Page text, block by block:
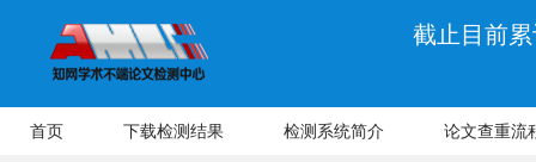
截止目前
首页 下载检测结果 检测系统简介 论文查重流